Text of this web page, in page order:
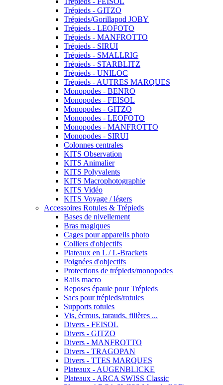
Trépieds - GITZO
Trépieds/Gorillapod JOBY
Trépieds - LEOFOTO
Trépieds - MANFROTTO
Trépieds - SIRUI
Trépieds - SMALLRIG
Trépieds - STARBLITZ
Trépieds - UNILOC
Trépieds - AUTRES MARQUES
Monopodes - BENRO
Monopodes - FEISOL
Monopodes - GITZO
Monopodes - LEOFOTO
Monopodes - MANFROTTO
Monopodes - SIRUI
Colonnes centrales
KITS Observation
KITS Animalier
KITS Polyvalents
KITS Macrophotographie
KITS Vidéo
KITS Voyage / légers
Accessoires Rotules & Trépieds
Bases de nivellement
Bras magiques
Cages pour appareils photo
Colliers d'objectifs
Plateaux en L / L-Brackets
Poignées d'objectifs
Protections de trépieds/monopodes
Rails macro
Reposes épaule pour Trépieds
Sacs pour trépieds/rotules
Supports rotules
Vis, écrous, tarauds, filières ...
Divers - FEISOL
Divers - GITZO
Divers - MANFROTTO
Divers - TRAGOPAN
Divers - TTES MARQUES
Plateaux - AUGENBLICKE
Plateaux - ARCA SWISS Classic